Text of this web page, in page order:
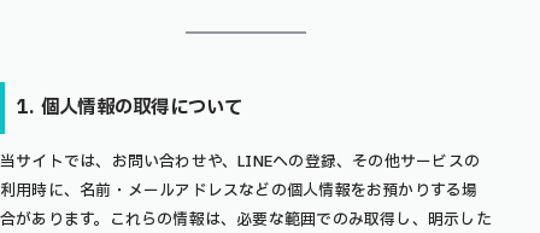
1. 個人情報の取得について
当サイトでは、お問い合わせや、LINEへの登録、その他サービスの
利用時に、名前・メールアドレスなどの個人情報をお預かりする場
合があります。これらの情報は、必要な範囲でのみ取得し、明示した